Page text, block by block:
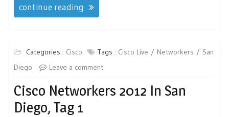
continue reading
Categories : Cisco Tags : Cisco Live Networkers
San
Diego
Leave a comment
Cisco Networkers 2012 In San
Diego, Tag 1